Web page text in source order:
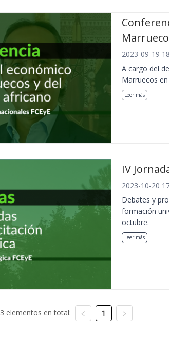
2023-09-19
A cargo del
Marruecos
Leer más
IV
2023-10-20
Debates y
formación
octubre.
Leer más
3 elementos en total: 1